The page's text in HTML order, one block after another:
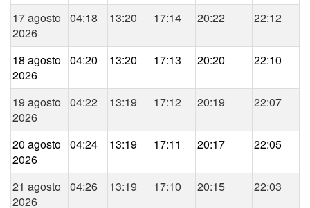
17 agosto
2026
04:18 13:20 17:14 20:22 22:12
18 agosto
2026
04:20 13:20 17:13 20:20 22:10
19 agosto
2026
04:22 13:19 17:12 20:19 22:07
20 agosto
2026
04:24 13:19 17:11 20:17 22:05
21 agosto
2026
04:26 13:19 17:10 20:15 22:03